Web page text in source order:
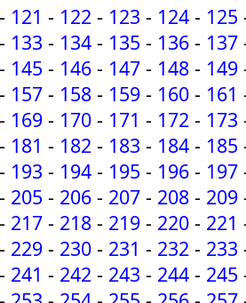
- 121 - 122 - 123 - 124 - 125
- 133 - 134 - 135 - 136 - 137
- 145 - 146 - 147 - 148 - 149
- 157 - 158 - 159 - 160 - 161
- 169 - 170 - 171 - 172 - 173
- 181 - 182 - 183 - 184 - 185
- 193 - 194 - 195 - 196 - 197
- 205 - 206 - 207 - 208 - 209
- 217 - 218 - 219 - 220 - 221
- 229 - 230 - 231 - 232 - 233
- 241 - 242 - 243 - 244 - 245